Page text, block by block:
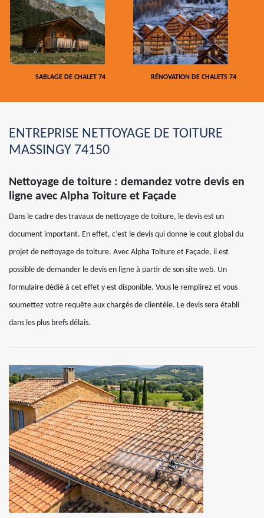
SABLAGE DE CHALET 74 RÉNOVATION DE CHALETS 74
ENTREPRISE NETTOYAGE DE TOITURE
MASSINGY 74150
Nettoyage de toiture : demandez votre devis en
ligne avec Alpha Toiture et Façade
Dans le cadre des travaux de nettoyage de toiture, le devis est un
document important. En effet, c’est le devis qui donne le cout global du
projet de nettoyage de toiture. Avec Alpha Toiture et Façade, il est
possible de demander le devis en ligne à partir de son site web. Un
formulaire dédié à cet effet y est disponible. Vous le remplirez et vous
soumettez votre requête aux chargés de clientèle. Le devis sera établi
dans les plus brefs délais.